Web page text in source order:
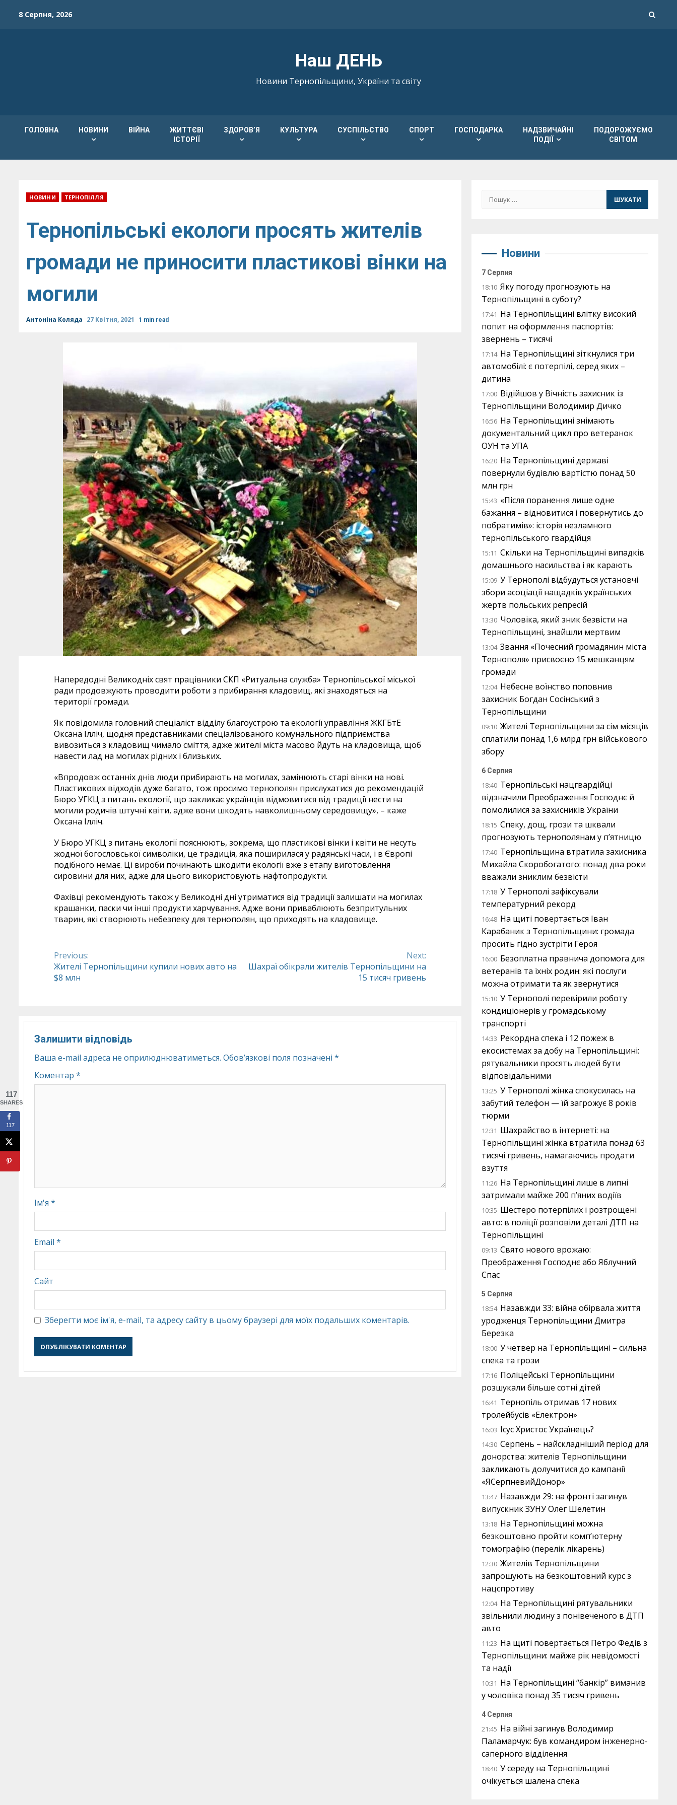
8 Серпня, 2026
Наш ДЕНЬ
Новини Тернопільщини, України та світу
ГОЛОВНА НОВИНИ ВІЙНА
ЖИТТЄВІ
ІСТОРІЇ
ЗДОРОВ’Я КУЛЬТУРА СУСПІЛЬСТВО СПОРТ ГОСПОДАРКА
НАДЗВИЧАЙНІ
ПОДІЇ
ПОДОРОЖУЄМО
СВІТОМ
НОВИНИ ТЕРНОПІЛЛЯ
Тернопільські екологи просять жителів
громади не приносити пластикові вінки на
могили
Антоніна Коляда 27 Квітня, 2021 1 min read
Напередодні Великодніх свят працівники СКП «Ритуальна служба» Тернопільської міської
ради продовжують проводити роботи з прибирання кладовищ, які знаходяться на
території громади.
Як повідомила головний спеціаліст відділу благоустрою та екології управління ЖКГБтЕ
Оксана Ілліч, щодня представниками спеціалізованого комунального підприємства
вивозиться з кладовищ чимало сміття, адже жителі міста масово йдуть на кладовища, щоб
навести лад на могилах рідних і близьких.
«Впродовж останніх днів люди прибирають на могилах, замінюють старі вінки на нові.
Пластикових відходів дуже багато, тож просимо тернополян прислухатися до рекомендацій
Бюро УГКЦ з питань екології, що закликає українців відмовитися від традиції нести на
могили родичів штучні квіти, адже вони шкодять навколишньому середовищу», – каже
Оксана Ілліч.
У Бюро УГКЦ з питань екології пояснюють, зокрема, що пластикові вінки і квіти не несуть
жодної богословської символіки, це традиція, яка поширилася у радянські часи, і в Європі
подібного немає. Ці вироби починають шкодити екології вже з етапу виготовлення
сировини для них, адже для цього використовують нафтопродукти.
Фахівці рекомендують також у Великодні дні утриматися від традиції залишати на могилах
крашанки, паски чи інші продукти харчування. Адже вони приваблюють безпритульних
тварин, які створюють небезпеку для тернополян, що приходять на кладовище.
Continue
Reading
Previous:
Жителі Тернопільщини купили нових авто на
$8 млн
Next:
Шахраї обікрали жителів Тернопільщини на
15 тисяч гривень
Залишити відповідь
Ваша e-mail адреса не оприлюднюватиметься. Обов’язкові поля позначені *
Коментар *
Ім'я *
Email *
Сайт
Зберегти моє ім'я, e-mail, та адресу сайту в цьому браузері для моїх подальших коментарів.
Пошук:
Новини
7 Серпня
18:10 Яку погоду прогнозують на
Тернопільщині в суботу?
17:41 На Тернопільщині влітку високий
попит на оформлення паспортів:
звернень – тисячі
17:14 На Тернопільщині зіткнулися три
автомобілі: є потерпілі, серед яких –
дитина
17:00 Відійшов у Вічність захисник із
Тернопільщини Володимир Дичко
16:56 На Тернопільщині знімають
документальний цикл про ветеранок
ОУН та УПА
16:20 На Тернопільщині державі
повернули будівлю вартістю понад 50
млн грн
15:43 «Після поранення лише одне
бажання – відновитися і повернутись до
побратимів»: історія незламного
тернопільського гвардійця
15:11 Скільки на Тернопільщині випадків
домашнього насильства і як карають
15:09 У Тернополі відбудуться установчі
збори асоціації нащадків українських
жертв польських репресій
13:30 Чоловіка, який зник безвісти на
Тернопільщині, знайшли мертвим
13:04 Звання «Почесний громадянин міста
Тернополя» присвоєно 15 мешканцям
громади
12:04 Небесне воїнство поповнив
захисник Богдан Сосінський з
Тернопільщини
09:10 Жителі Тернопільщини за сім місяців
сплатили понад 1,6 млрд грн військового
збору
6 Серпня
18:40 Тернопільські нацгвардійці
відзначили Преображення Господнє й
помолилися за захисників України
18:15 Спеку, дощ, грози та шквали
прогнозують тернополянам у п’ятницю
17:40 Тернопільщина втратила захисника
Михайла Скоробогатого: понад два роки
вважали зниклим безвісти
17:18 У Тернополі зафіксували
температурний рекорд
16:48 На щиті повертається Іван
Карабаник з Тернопільщини: громада
просить гідно зустріти Героя
16:00 Безоплатна правнича допомога для
ветеранів та їхніх родин: які послуги
можна отримати та як звернутися
15:10 У Тернополі перевірили роботу
кондиціонерів у громадському
транспорті
14:33 Рекордна спека і 12 пожеж в
екосистемах за добу на Тернопільщині:
рятувальники просять людей бути
відповідальними
13:25 У Тернополі жінка спокусилась на
забутий телефон — їй загрожує 8 років
тюрми
12:31 Шахрайство в інтернеті: на
Тернопільщині жінка втратила понад 63
тисячі гривень, намагаючись продати
взуття
11:26 На Тернопільщині лише в липні
затримали майже 200 п’яних водіїв
10:35 Шестеро потерпілих і розтрощені
авто: в поліції розповіли деталі ДТП на
Тернопільщині
09:13 Свято нового врожаю:
Преображення Господнє або Яблучний
Спас
5 Серпня
18:54 Назавжди 33: війна обірвала життя
уродженця Тернопільщини Дмитра
Березка
18:00 У четвер на Тернопільщині – сильна
спека та грози
17:16 Поліцейські Тернопільщини
розшукали більше сотні дітей
16:41 Тернопіль отримав 17 нових
тролейбусів «Електрон»
16:03 Ісус Христос Українець?
14:30 Серпень – найскладніший період для
донорства: жителів Тернопільщини
закликають долучитися до кампанії
«ЯСерпневийДонор»
13:47 Назавжди 29: на фронті загинув
випускник ЗУНУ Олег Шелетин
13:18 На Тернопільщині можна
безкоштовно пройти комп’ютерну
томографію (перелік лікарень)
12:30 Жителів Тернопільщини
запрошують на безкоштовний курс з
нацспротиву
12:04 На Тернопільщині рятувальники
звільнили людину з понівеченого в ДТП
авто
11:23 На щиті повертається Петро Федів з
Тернопільщини: майже рік невідомості
та надії
10:31 На Тернопільщині “банкір” виманив
у чоловіка понад 35 тисяч гривень
4 Серпня
21:45 На війні загинув Володимир
Паламарчук: був командиром інженерно-
саперного відділення
18:40 У середу на Тернопільщині
очікується шалена спека
117
SHARES
117